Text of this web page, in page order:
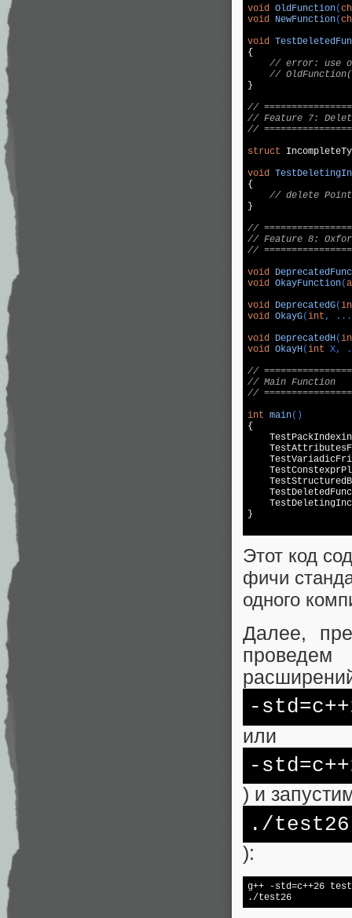
void
OldFunction(
void
NewFunction(
void
{
// error: use of
//
}
//
// Feature 7:
//
struct
void
{
// delete
}
//
// Feature 8:
//
void
void
OkayFunction(
void
DeprecatedG(
void
OkayG(int ,
void
DeprecatedH(
void
OkayH(int X,
//
// Main Function
//
int main()
{
}
Этот код
фичи
одного
Далее,
-std=c++
или
-std=c++
) и
./test26
):
g++ -std=c++26 test
./test26